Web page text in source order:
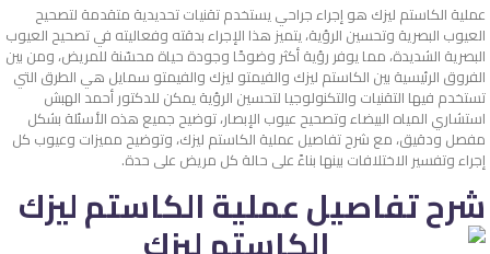
عملية الكاستم ليزك هو إجراء جراحي يستخدم تقنيات تحديدية متقدمة لتصحيح
العيوب البصرية وتحسين الرؤية، يتميز هذا الإجراء بدقته وفعاليته في تصحيح العيوب
البصرية الشديدة، مما يوفر رؤية أكثر وضوحًا وجودة حياة محسّنة للمريض، ومن بين
الفروق الرئيسية بين الكاستم ليزك والفيمتو ليزك والفيمتو سمايل هي الطرق التي
تستخدم فيها التقنيات والتكنولوجيا لتحسين الرؤية يمكن للدكتور أحمد الهبش
استشاري المياه البيضاء وتصحيح عيوب الإبصار، توضيح جميع هذه الأسئلة بشكل
مفصل ودقيق، مع شرح تفاصيل عملية الكاستم ليزك، وتوضيح مميزات وعيوب كل
إجراء وتفسير الاختلافات بينها بناءً على حالة كل مريض على حدة.
شرح تفاصيل عملية الكاستم ليزك